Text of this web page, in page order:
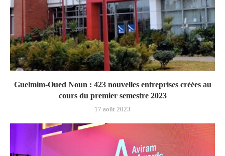
Guelmim-Oued Noun : 423 nouvelles entreprises créées au
cours du premier semestre 2023
17 août 2023